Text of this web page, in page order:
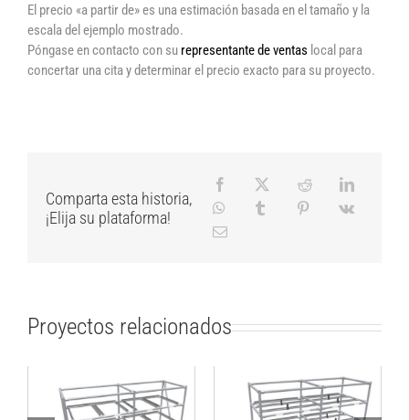
El precio «a partir de» es una estimación basada en el tamaño y la
escala del ejemplo mostrado.
Póngase en contacto con su representante de ventas local para
concertar una cita y determinar el precio exacto para su proyecto.
Comparta esta historia,
¡Elija su plataforma!
Proyectos relacionados